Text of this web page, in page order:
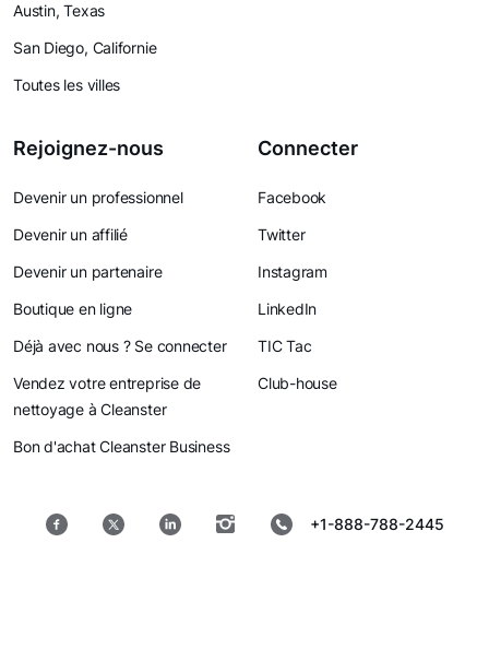
Austin, Texas
San Diego, Californie
Toutes les villes
Rejoignez-nous
Devenir un professionnel
Devenir un affilié
Devenir un partenaire
Boutique en ligne
Déjà avec nous ? Se connecter
Vendez votre entreprise de
nettoyage à Cleanster
Bon d'achat Cleanster Business
Connecter
Facebook
Twitter
Instagram
LinkedIn
TIC Tac
Club-house
+1-888-788-2445